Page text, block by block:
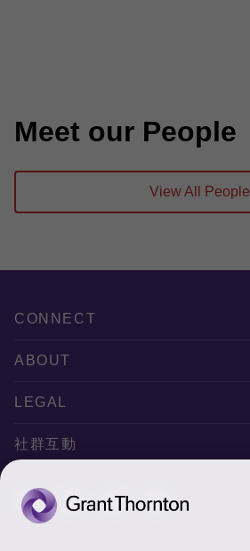
Meet our People
View All People
CONNECT
服務團隊
服務據點
ABOUT
關於正大
專業服務
稅務行事曆
LEGAL
隱私政策
網站地圖
社群互動